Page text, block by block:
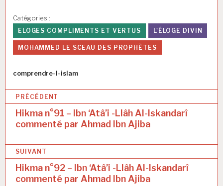
Catégories :
ELOGES COMPLIMENTS ET VERTUS
L'ÉLOGE DIVIN
MOHAMMED LE SCEAU DES PROPHÈTES
Auteur
comprendre-l-islam
N
i
g
PRÉCÉDENT
Hikma n°91 – Ibn ‘Atâ’i -Llâh Al-Iskandarî
commenté par Ahmad Ibn Ajiba
SUIVANT
Hikma n°92 – Ibn ‘Atâ’i -Llâh Al-Iskandarî
commenté par Ahmad Ibn Ajiba